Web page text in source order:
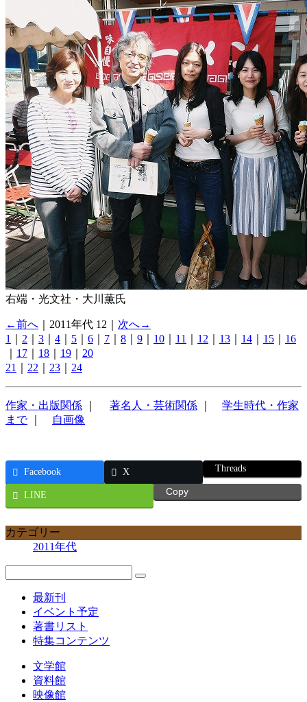
右端・光文社・大川薫氏
←前へ ｜2011年代 12｜ 次へ→
1
2 3 4 5 6 7 8 9 10 11 12 13 14 15
16
17 18 19
20
21
22 23 24
作家・出版関係 著名人・芸術関係
学生時代・作家
まで｜ 自画像
Facebook X Threads
LINE Copy
カテゴリー
2011年代
最新刊
イベント予定
著書リスト
特集コンテンツ
文学館
資料館
映像館